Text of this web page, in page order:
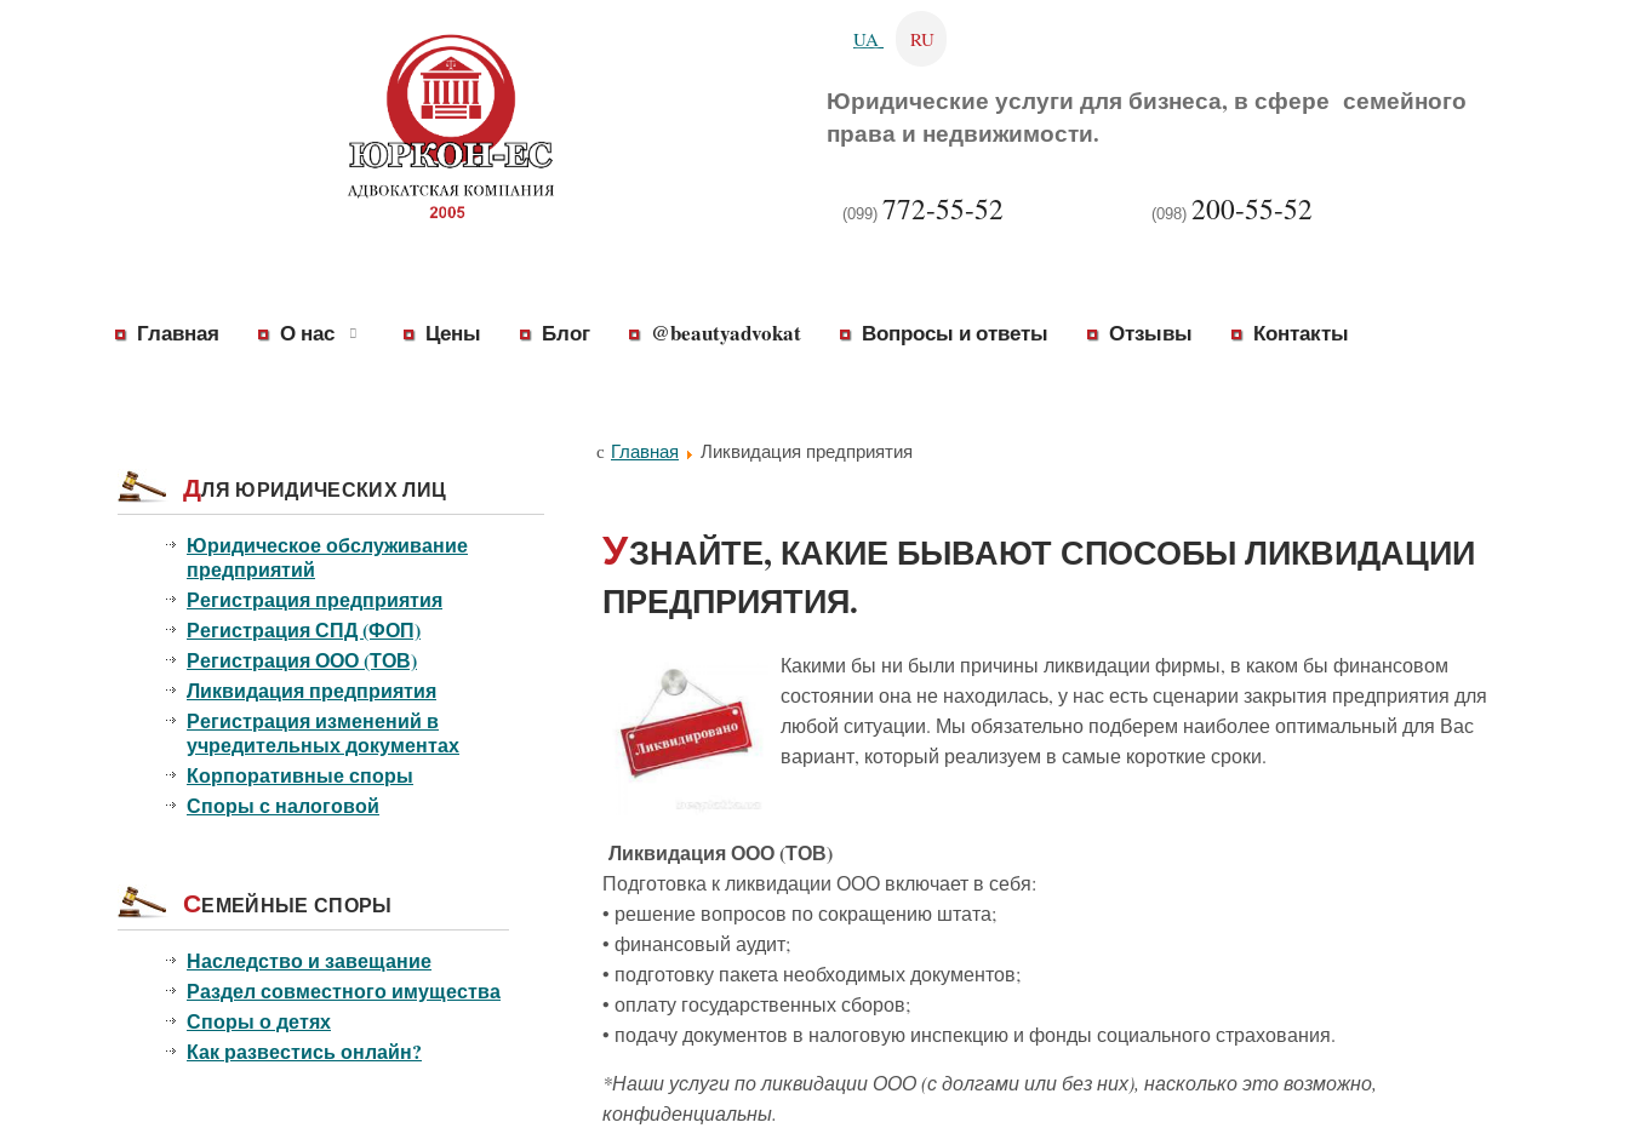
UA RU
Юридические услуги для бизнеса, в сфере семейного
права и недвижимости.
(099) 772-55-52 (098)200-55-52
Главная О нас Цены Блог @beautyadvokat Вопросы и ответы Отзывы Контакты
Главная Ликвидация предприятия
УЗНАЙТЕ, КАКИЕ БЫВАЮТ СПОСОБЫ ЛИКВИДАЦИИ
ПРЕДПРИЯТИЯ.
Какими бы ни были причины ликвидации фирмы, в каком бы финансовом
состоянии она не находилась, у нас есть сценарии закрытия предприятия для
любой ситуации. Мы обязательно подберем наиболее оптимальный для Вас
вариант, который реализуем в самые короткие сроки.
Ликвидация ООО (ТОВ)
Подготовка к ликвидации ООО включает в себя:
• решение вопросов по сокращению штата;
• финансовый аудит;
• подготовку пакета необходимых документов;
• оплату государственных сборов;
• подачу документов в налоговую инспекцию и фонды социального страхования.
*Наши услуги по ликвидации ООО (с долгами или без них), насколько это возможно,
конфиденциальны.
ДЛЯ ЮРИДИЧЕСКИХ ЛИЦ
Юридическое обслуживание
предприятий
Регистрация предприятия
Регистрация СПД (ФОП)
Регистрация ООО (ТОВ)
Ликвидация предприятия
Регистрация изменений в
учредительных документах
Корпоративные споры
Споры с налоговой
СЕМЕЙНЫЕ СПОРЫ
Наследство и завещание
Раздел совместного имущества
Споры о детях
Как развестись онлайн?